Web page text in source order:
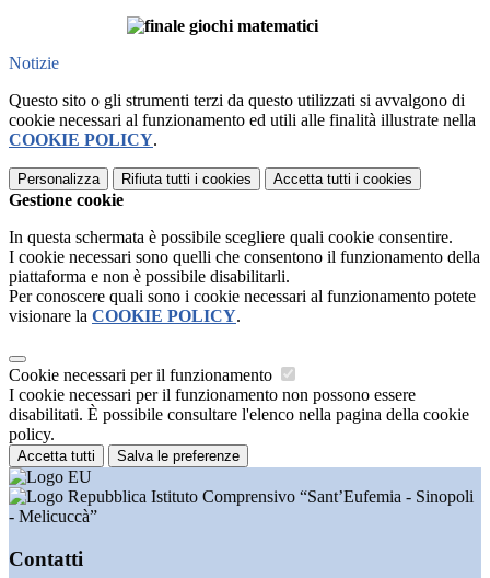
Notizie
Questo sito o gli strumenti terzi da questo utilizzati si avvalgono di
cookie necessari al funzionamento ed utili alle finalità illustrate nella
COOKIE POLICY.
Personalizza Rifiuta tutti i cookies Accetta tutti i cookies
Gestione cookie
In questa schermata è possibile scegliere quali cookie consentire.
I cookie necessari sono quelli che consentono il funzionamento della
piattaforma e non è possibile disabilitarli.
Per conoscere quali sono i cookie necessari al funzionamento potete
visionare la COOKIE POLICY.
Cookie necessari per il funzionamento
I cookie necessari per il funzionamento non possono essere
disabilitati. È possibile consultare l'elenco nella pagina della cookie
policy.
Accetta tutti Salva le preferenze
Istituto Comprensivo “Sant’Eufemia - Sinopoli
- Melicuccà”
Contatti